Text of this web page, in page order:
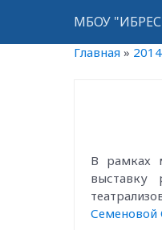
МБОУ
Главная » 2014
В рамках
Семеновой